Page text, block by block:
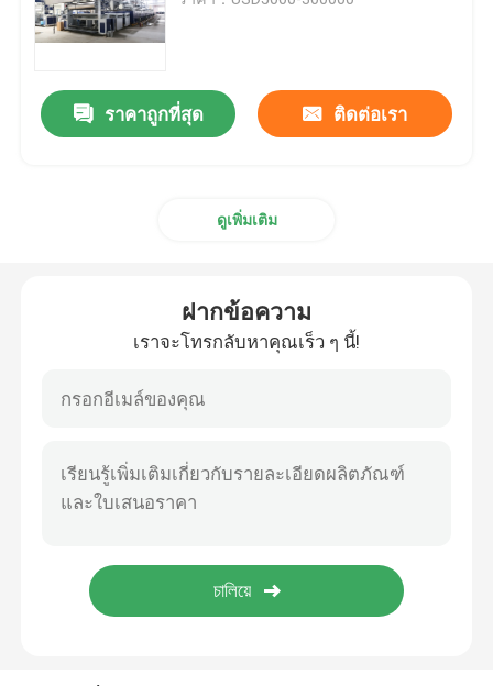
เครื่องตั้งความร้อนผ้า
เครื่องย้อมผ้า
เครื่องพิมพ์สิ่งทอ
เครื่องอบผ้า
เครื่องทำลมแห้ง
ราคาถูกที่สุด ติดต่อเรา
ดูเพิ่มเติม
ฝากข้อความ
เราจะโทรกลับหาคุณเร็ว ๆ นี้!